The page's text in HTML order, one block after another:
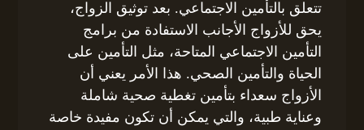
تتعلق بالتأمين الاجتماعي. بعد توثيق الزواج،
يحق للأزواج الأجانب الاستفادة من برامج
التأمين الاجتماعي المتاحة، مثل التأمين على
الحياة والتأمين الصحي. هذا الأمر يعني أن
الأزواج سعداء بتأمين تغطية صحية شاملة
وعناية طبية، والتي يمكن أن تكون مفيدة خاصة